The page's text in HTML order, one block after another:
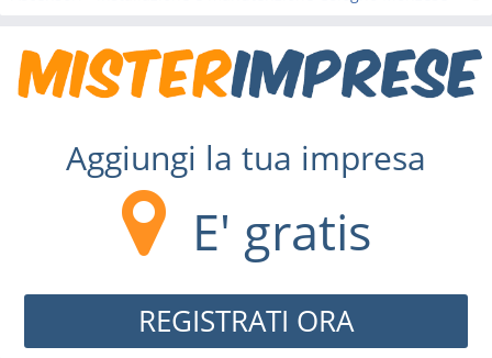
Aggiungi la tua impresa
E' gratis
REGISTRATI ORA